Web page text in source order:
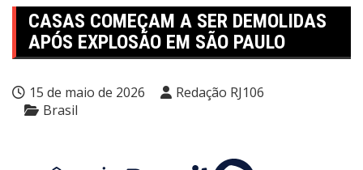
CASAS COMEÇAM A SER DEMOLIDAS
APÓS EXPLOSÃO EM SÃO PAULO
15 de maio de 2026
Redação RJ106
Brasil